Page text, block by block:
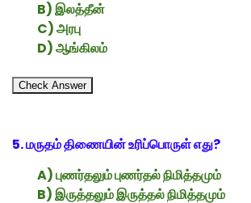
B) இலத்தீன்
C) அரபு
D) ஆங்கிலம்
Check Answer
5. மருதம் திணையின் உரிப்பொருள் எது?
A) புணர்தலும் புணர்தல் நிமித்தமும்
B) இருத்தலும் இருத்தல் நிமித்தமும்